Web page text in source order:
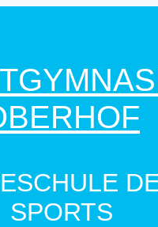
SPORTS